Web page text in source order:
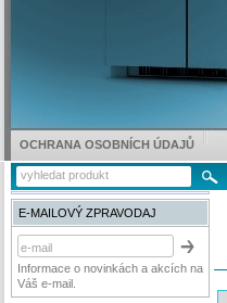
E-MAILOVÝ ZPRAVODAJ
Informace o novinkách a akcích na
Váš e-mail.
OCHRANA OSOBNÍCH ÚDAJŮ